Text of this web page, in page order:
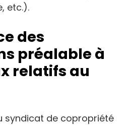
etc.).
des
préalable à
relatifs au
syndicat de copropriété